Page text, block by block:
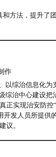
方法，提升了
作
以综治信息化
综治中心建设
实现治安防控“
发人员所提供
议。